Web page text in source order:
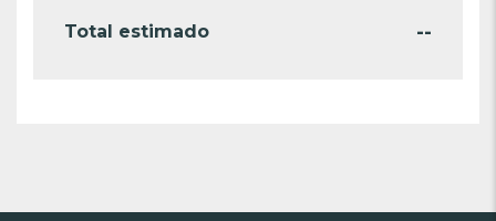
Total estimado --